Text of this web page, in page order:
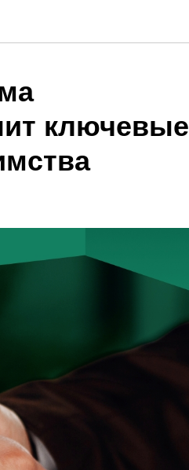
ключевые